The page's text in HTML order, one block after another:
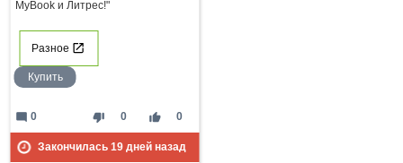
MyBook и Литрес!"
Разное
Купить
thumb_down 0 thumb_up 0
mode_comment 0
Закончилась 19дней назад